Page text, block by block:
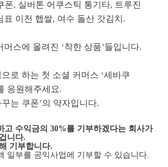
폰, 실버톤 어쿠스틱 통기타, 트루진
표 이천 햅쌀, 여수 돌산 갓김치.
스에 올려진 ‘착한 상품’들입니다.
로 하는 첫 소셜 커머스 ‘세바쿠
응원해주세요.
꾸는 쿠폰’의 약자입니다.
고 수익금의 30%를 기부하겠다는 회사가
니다.
기부합니다.
일부를 공익사업에 기부할 수 있습니다.